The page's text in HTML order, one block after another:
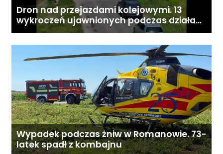
Dron nad przejazdami kolejowymi. 13
wykroczeń ujawnionych podczas działań
„Bezpieczny przejazd kolejowy”
Wypadek podczas żniw w Romanowie. 73-
latek spadł z kombajnu